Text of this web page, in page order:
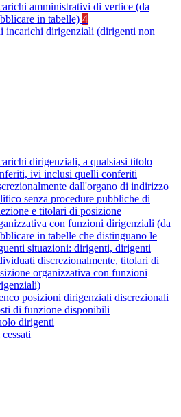
amministrativi di vertice (da
in tabelle) 4
incarichi dirigenziali (dirigenti non
dirigenziali, a qualsiasi titolo
ivi inclusi quelli conferiti
dall'organo di indirizzo
senza procedure pubbliche di
e titolari di posizione
con funzioni dirigenziali (da
in tabelle che distinguano le
situazioni: dirigenti, dirigenti
discrezionalmente, titolari di
organizzativa con funzioni
posizioni dirigenziali discrezionali
di funzione disponibili
dirigenti